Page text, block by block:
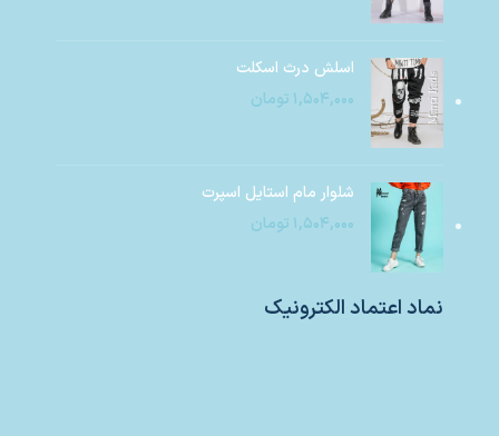
اسلش درث اسکلت
۱,۵۰۴,۰۰۰ تومان
شلوار مام استایل اسپرت
۱,۵۰۴,۰۰۰ تومان
نماد اعتماد الکترونیک